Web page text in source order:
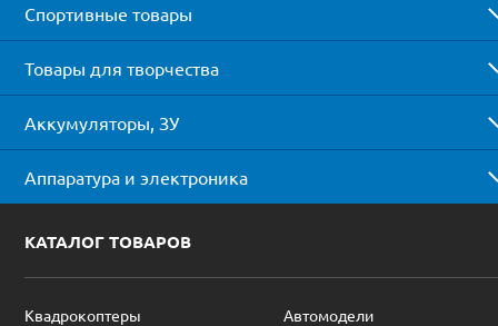
Спортивные товары
Товары для творчества
Аккумуляторы, ЗУ
Аппаратура и электроника
КАТАЛОГ ТОВАРОВ
Квадрокоптеры
Автомодели